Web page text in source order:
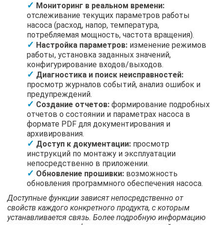
Мониторинг в реальном времени:
отслеживание текущих параметров работы
насоса (расход, напор, температура,
потребляемая мощность, частота вращения).
Настройка параметров: изменение режимов
работы, установка заданных значений,
конфигурирование входов/выходов.
Диагностика и поиск неисправностей:
просмотр журналов событий, анализ ошибок и
предупреждений.
Создание отчетов: формирование подробных
отчетов о состоянии и параметрах насоса в
формате PDF для документирования и
архивирования.
Доступ к документации: просмотр
инструкций по монтажу и эксплуатации
непосредственно в приложении.
Обновление прошивки: возможность
обновления программного обеспечения насоса.
Доступные функции зависят непосредственно от
свойств каждого конкретного продукта, с которым
устанавливается связь. Более подробную информацию